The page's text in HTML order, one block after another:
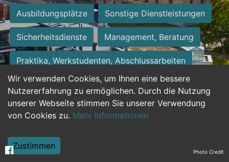
Wir verwenden Cookies, um Ihnen eine bessere
Nutzererfahrung zu ermöglichen. Durch die Nutzung
unserer Webseite stimmen Sie unserer Verwendung
von Cookies zu. Mehr Informationen
Zustimmen
Ausbildungsplätze Sonstige Dienstleistungen
Sicherheitsdienste Management, Beratung
Praktika, Werkstudenten, Abschlussarbeiten
Personalwesen Assistenz, Sekretariat
Hilfskräfte, Aushilfs- und Nebenjobs
Weiterbildung, Studium, duale Ausbildung Photo Credit